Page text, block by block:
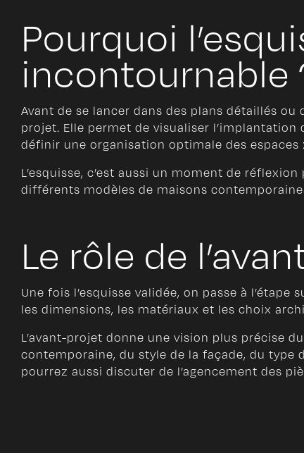
Pourquoi
incontournable
Avant de se lancer dans des plans détaillés
projet. Elle permet de visualiser
définir une organisation optimale des espaces
L’esquisse, c’est aussi un moment de
différents modèles de maisons
Le rôle de
Une fois l’esquisse validée, on passe à l’étape
les dimensions, les matériaux et les choix
L’avant-projet donne une vision plus précise
contemporaine, du style de la façade, du type
pourrez aussi discuter de l’agencement des